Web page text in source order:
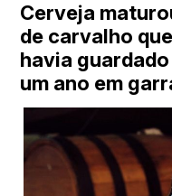
Cerveja
de carvalho
havia
um ano em